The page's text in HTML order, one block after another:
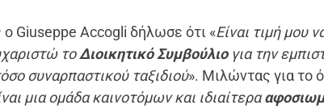
ο Giuseppe Accogli δήλωσε ότι «Είναι τιμή μου
τοΔιοικητικό Συμβούλιογια την
συναρπαστικού ταξιδιού». Μιλώντας για το
μια ομάδα καινοτόμων και ιδιαίτερα